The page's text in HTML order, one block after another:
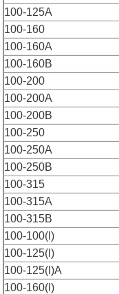
100-125A
100-160
100-160A
100-160B
100-200
100-200A
100-200B
100-250
100-250A
100-250B
100-315
100-315A
100-315B
100-100(I)
100-125(I)
100-125(I)A
100-160(I)